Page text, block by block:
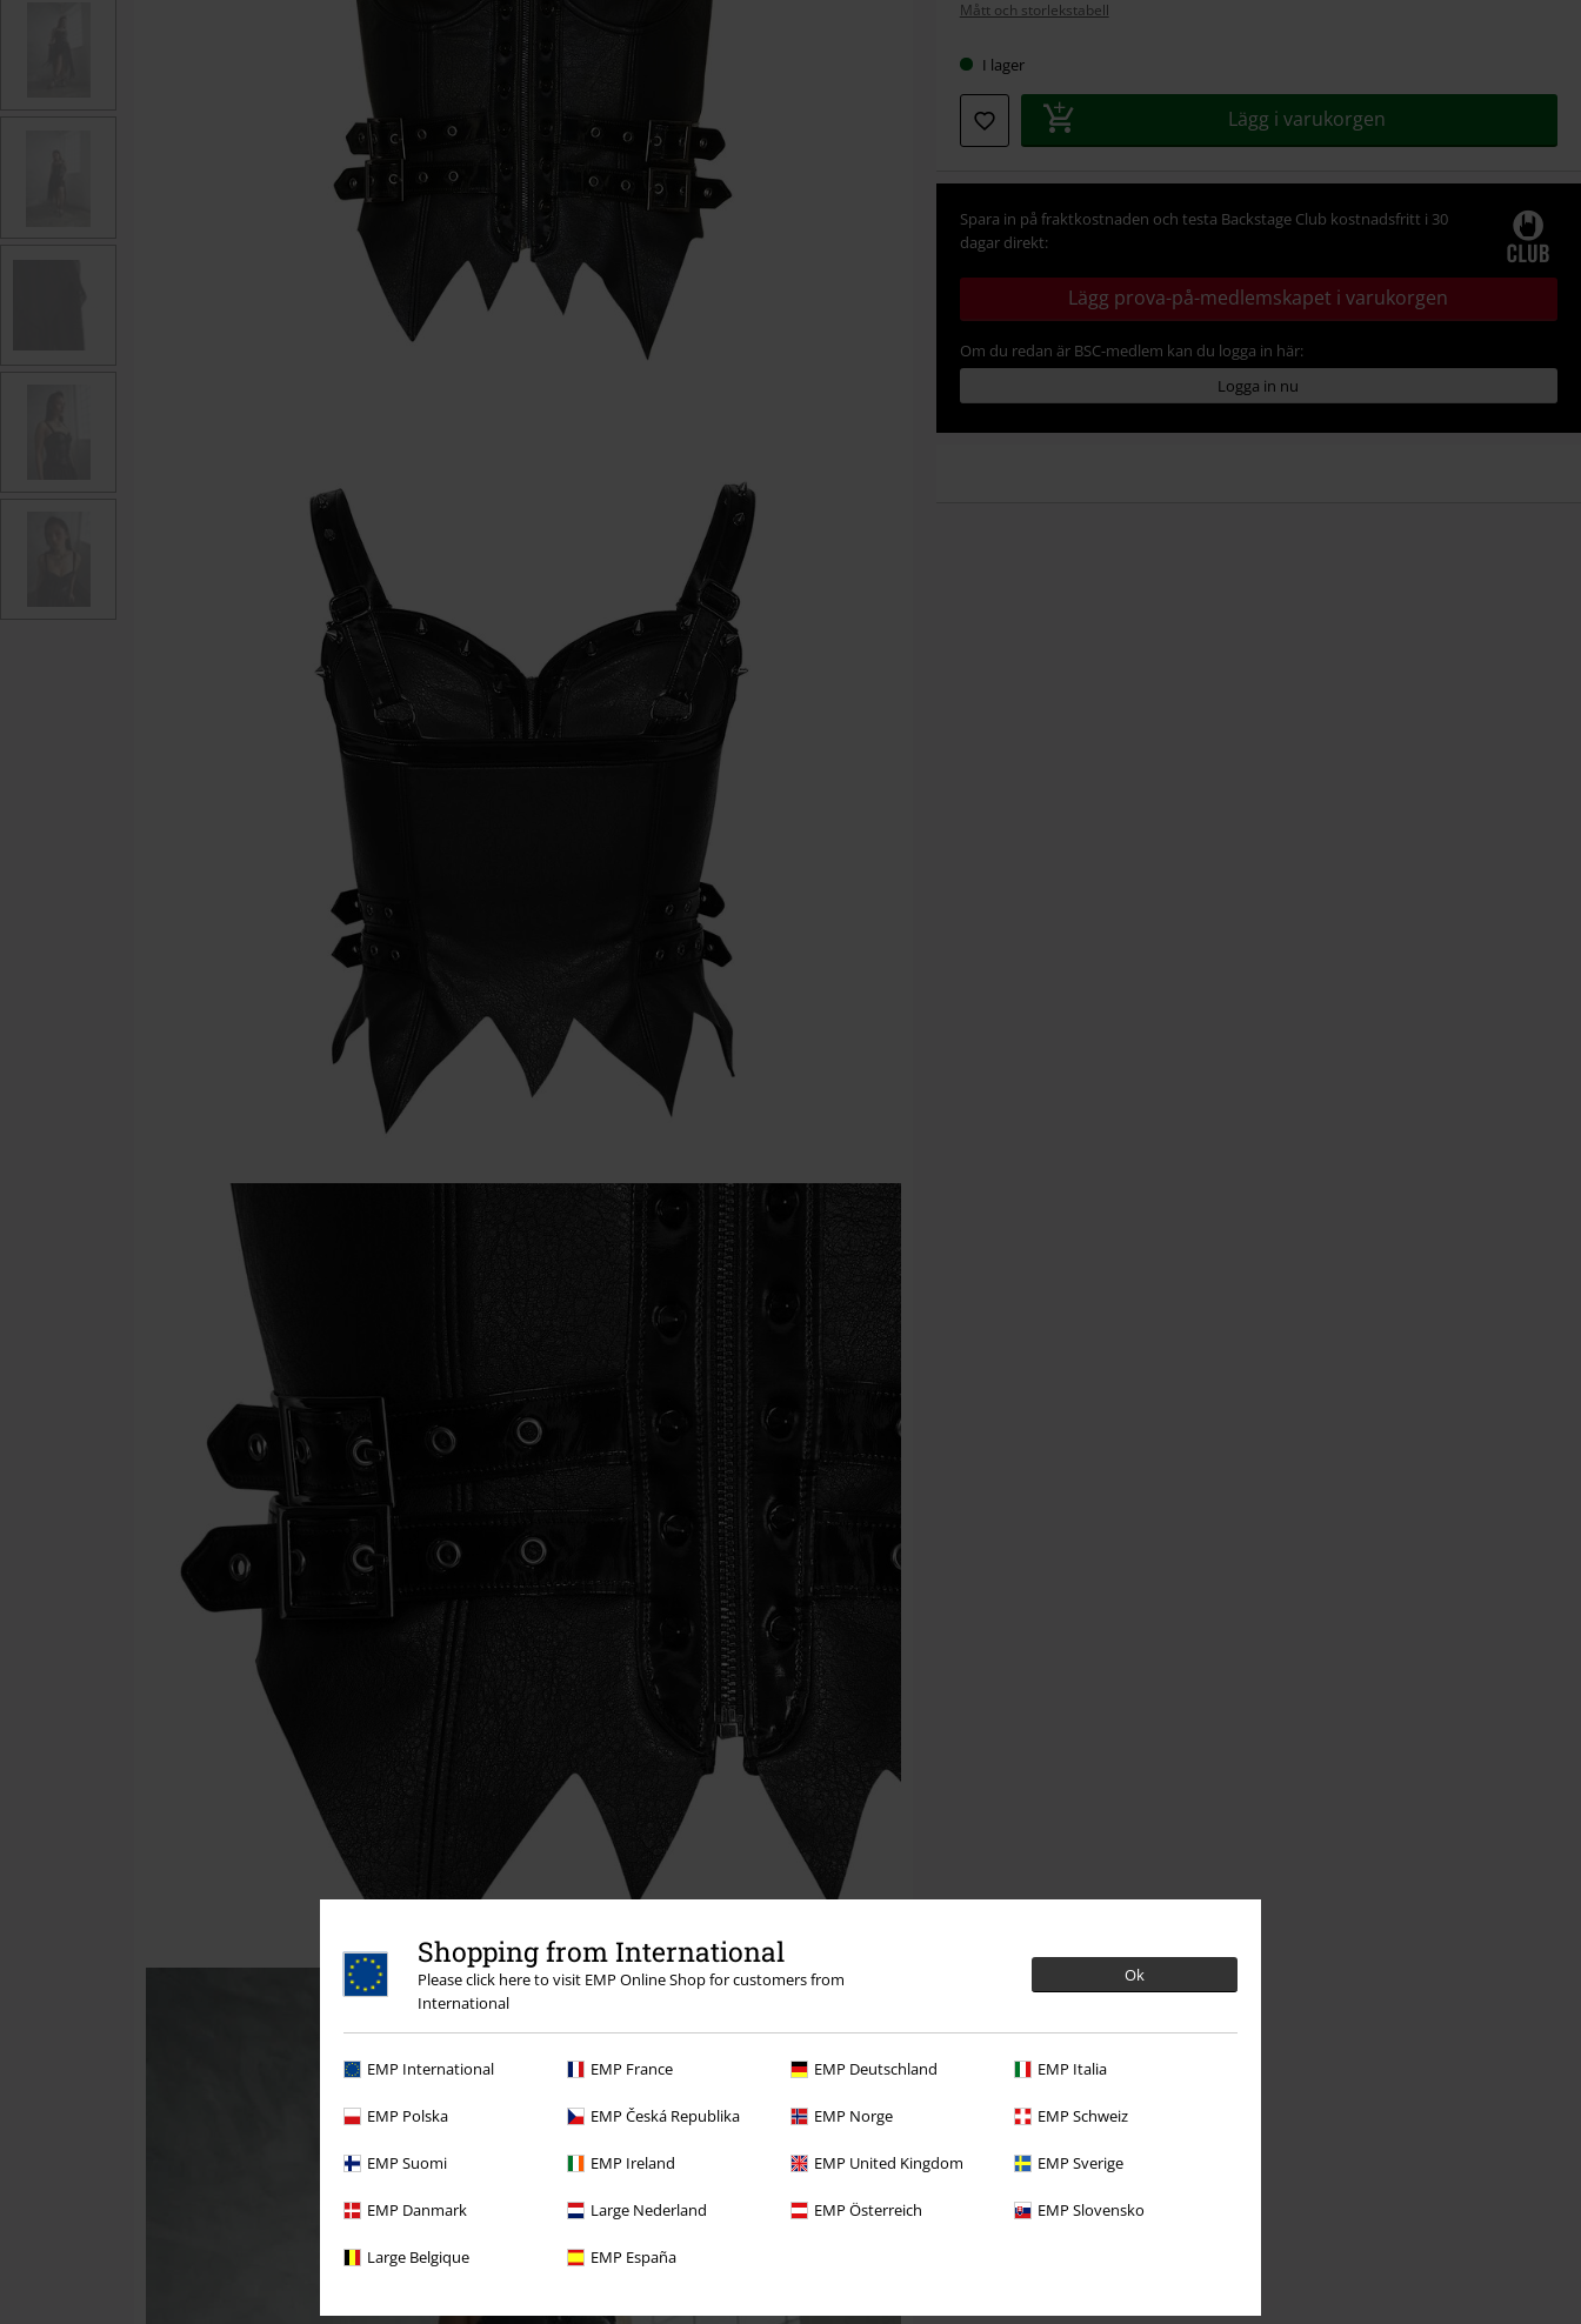
Shopping from International
Please click here to visit EMP Online Shop for customers from
International
Ok
EMP International EMP France EMP Deutschland EMP Italia
EMP Polska EMP Česká Republika EMP Norge EMP Schweiz
EMP Suomi EMP Ireland EMP United Kingdom EMP Sverige
EMP Danmark Large Nederland EMP Österreich EMP Slovensko
Large Belgique EMP España
storlek
Mått och storlekstabell
I lager
Lägg i varukorgen
Spara in på fraktkostnaden och testa Backstage Club kostnadsfritt i 30
dagar direkt:
Lägg prova-på-medlemskapet i varukorgen
Om du redan är BSC-medlem kan du logga in här:
Logga in nu